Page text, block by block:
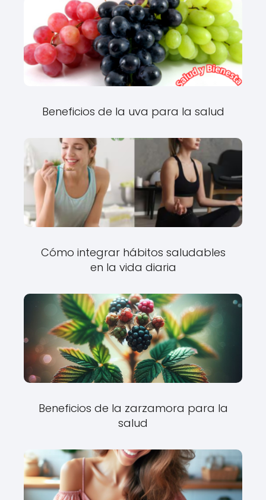
Beneficios de la uva para la salud
Cómo integrar hábitos saludables
en la vida diaria
Beneficios de la zarzamora para la
salud